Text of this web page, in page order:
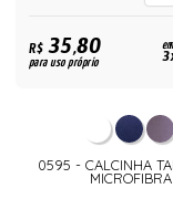
R$35,80
para uso próprio
0595 - CALCINHA
MICROFIBRA